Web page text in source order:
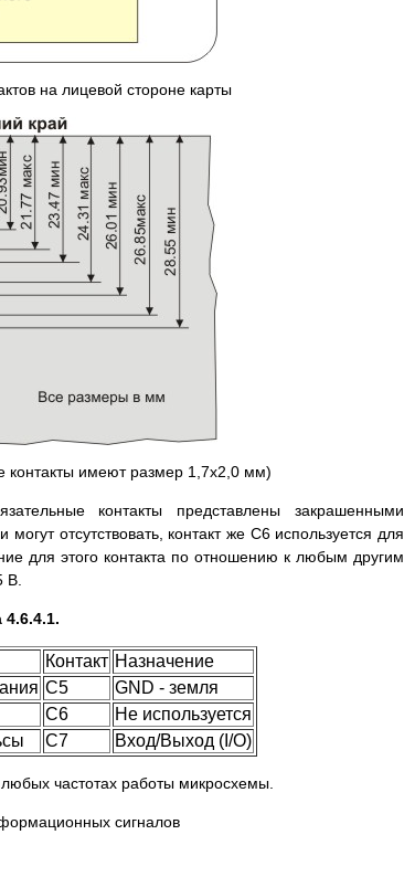
на лицевой стороне карты
контакты имеют размер 1,7х2,0 мм)
контакты представлены закрашенными
отсутствовать, контакт же С6 используется для
для этого контакта по отношению к любым другим
В.
Контакт Назначение
С5
GND - земля
С6
Не используется
С7 Вход/Выход (I/O)
частотах работы микросхемы.
сигналов